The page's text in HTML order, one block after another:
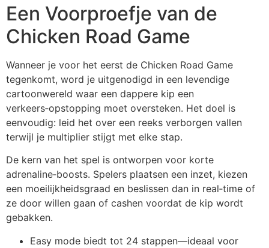
Een Voorproefje van de
Chicken Road Game
Wanneer je voor het eerst de Chicken Road Game
tegenkomt, word je uitgenodigd in een levendige
cartoonwereld waar een dappere kip een
verkeers‑opstopping moet oversteken. Het doel is
eenvoudig: leid het over een reeks verborgen vallen
terwijl je multiplier stijgt met elke stap.
De kern van het spel is ontworpen voor korte
adrenaline‑boosts. Spelers plaatsen een inzet, kiezen
een moeilijkheidsgraad en beslissen dan in real‑time of
ze door willen gaan of cashen voordat de kip wordt
gebakken.
Easy mode biedt tot 24 stappen—ideaal voor